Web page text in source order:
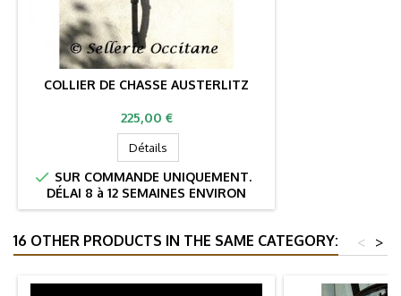
COLLIER DE CHASSE AUSTERLITZ
Prix
225,00 €
Détails
 SUR COMMANDE UNIQUEMENT.
DÉLAI 8 à 12 SEMAINES ENVIRON
16 OTHER PRODUCTS IN THE SAME CATEGORY: >
<